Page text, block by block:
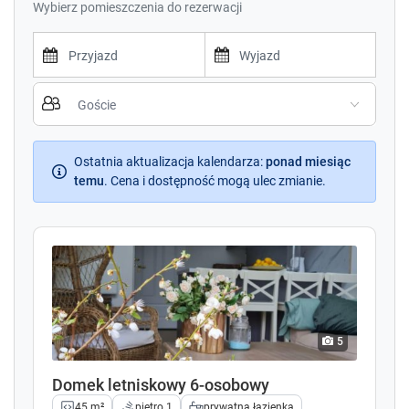
Wybierz pomieszczenia do rezerwacji
P
r
e
s
s
t
h
o
w
n
a
r
r
w
P
e
s
s
t
h
o
w
n
a
r
r
w
Ostatnia aktualizacja kalendarza:ponad miesiąc
temu. Cena i dostępność mogą ulec zmianie.
5
Domek letniskowy 6-osobowy